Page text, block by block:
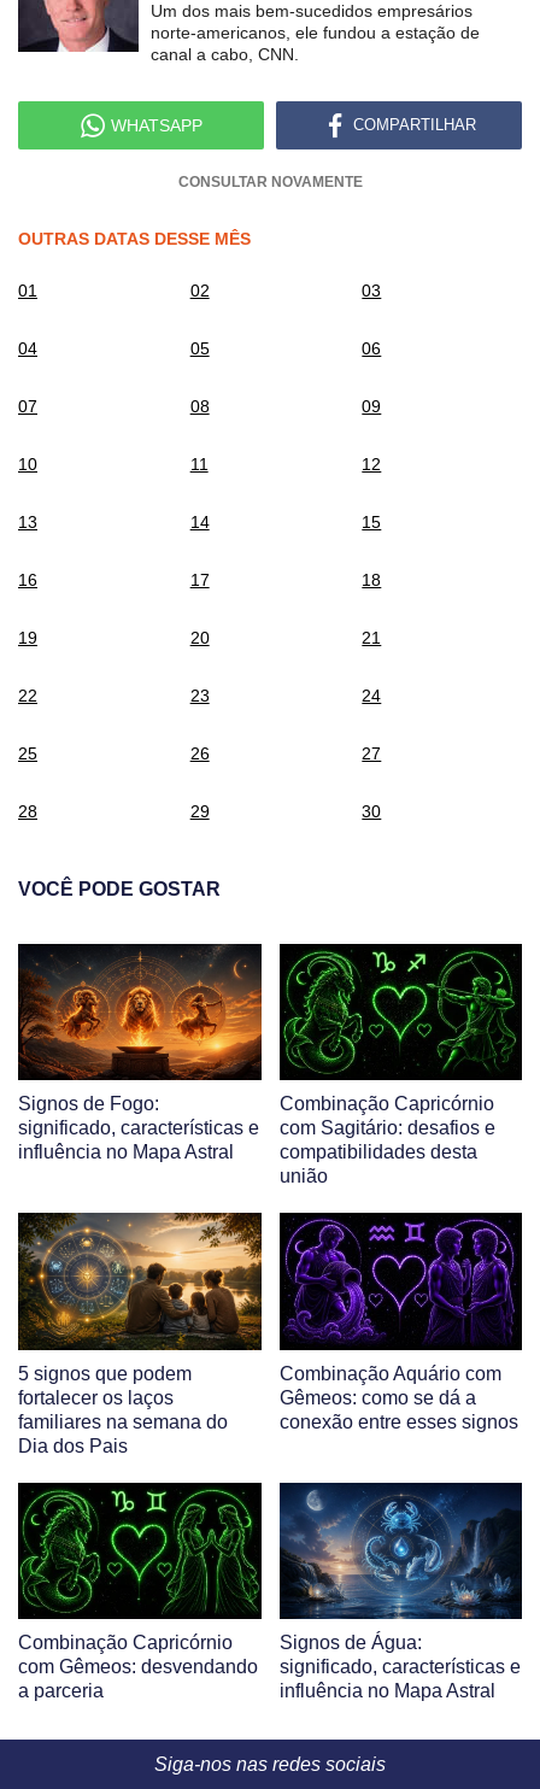
Um dos mais bem-sucedidos empresários
norte-americanos, ele fundou a estação de
canal a cabo, CNN.
WHATSAPP COMPARTILHAR
CONSULTAR NOVAMENTE
OUTRAS DATAS DESSE MÊS
01 02 03
04 05 06
07 08 09
10 11 12
13 14 15
16 17 18
19 20 21
22 23 24
25 26 27
28 29 30
VOCÊ PODE GOSTAR
Signos de Fogo:
significado, características e
influência no Mapa Astral
Combinação Capricórnio
com Sagitário: desafios e
compatibilidades desta
união
5 signos que podem
fortalecer os laços
familiares na semana do
Dia dos Pais
Combinação Aquário com
Gêmeos: como se dá a
conexão entre esses signos
Combinação Capricórnio
com Gêmeos: desvendando
a parceria
Signos de Água:
significado, características e
influência no Mapa Astral
Siga-nos nas redes sociais